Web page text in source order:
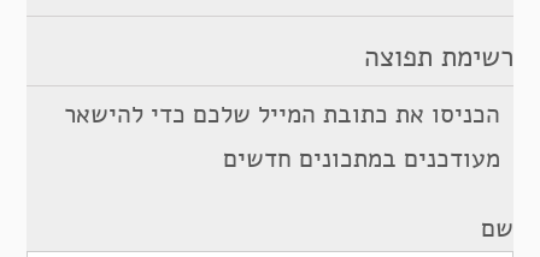
רשימת תפוצה
הכניסו את כתובת המייל שלכם כדי להישאר
מעודכנים במתכונים חדשים
שם